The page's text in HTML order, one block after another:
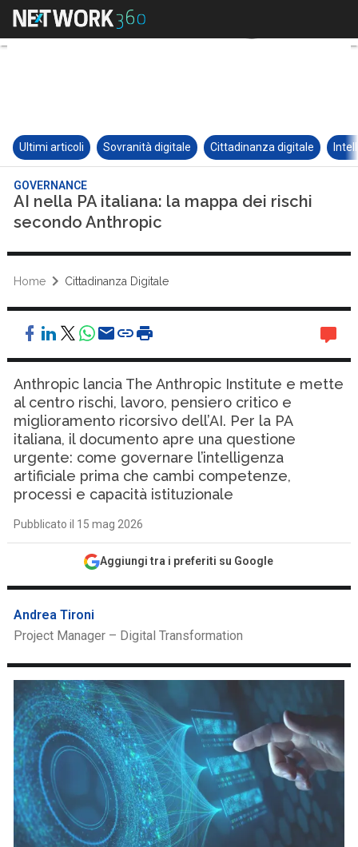
Ultimi articoli Sovranità digitale Cittadinanza digitale
GOVERNANCE
AI nella PA italiana: la mappa dei rischi
secondo Anthropic
Home Cittadinanza Digitale
Anthropic lancia The Anthropic Institute e mette
al centro rischi, lavoro, pensiero critico e
miglioramento ricorsivo dell’AI. Per la PA
italiana, il documento apre una questione
urgente: come governare l’intelligenza
artificiale prima che cambi competenze,
processi e capacità istituzionale
Pubblicato il 15 mag 2026
Aggiungi tra i preferiti su Google
Andrea Tironi
Project Manager – Digital Transformation